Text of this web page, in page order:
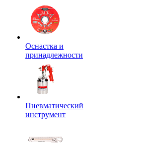
Оснастка и
принадлежности
Пневматический
инструмент